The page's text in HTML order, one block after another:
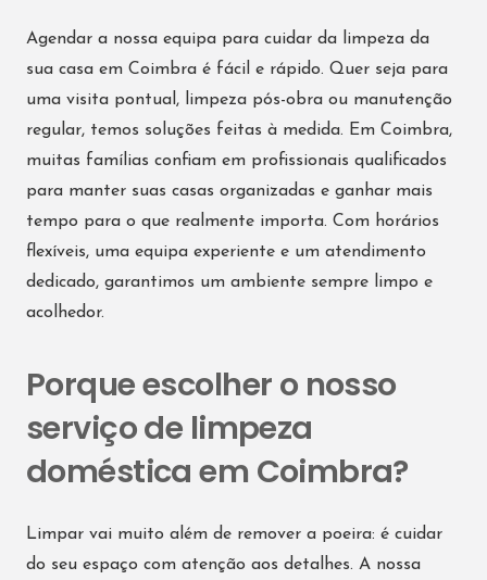
Agendar a nossa equipa para cuidar da limpeza da
sua casa em Coimbra é fácil e rápido. Quer seja para
uma visita pontual, limpeza pós-obra ou manutenção
regular, temos soluções feitas à medida. Em Coimbra,
muitas famílias confiam em profissionais qualificados
para manter suas casas organizadas e ganhar mais
tempo para o que realmente importa. Com horários
flexíveis, uma equipa experiente e um atendimento
dedicado, garantimos um ambiente sempre limpo e
acolhedor.
Porque escolher o nosso
serviço de limpeza
doméstica em Coimbra?
Limpar vai muito além de remover a poeira: é cuidar
do seu espaço com atenção aos detalhes. A nossa